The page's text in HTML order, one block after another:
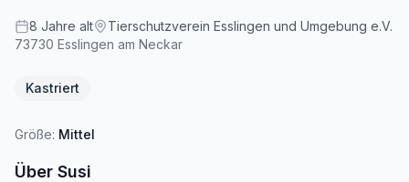
8 Jahre alt
Tierschutzverein Esslingen und Umgebung e.V.
73730 Esslingen am Neckar
Kastriert
Größe: Mittel
Über Susi